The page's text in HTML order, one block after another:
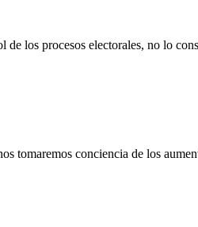
los procesos electorales, no lo
conciencia de los